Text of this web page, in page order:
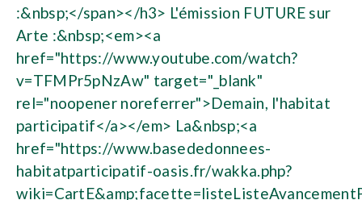
:&nbsp;</span></h3> L'émission FUTURE sur
Arte :&nbsp;<em><a
href="https://www.youtube.com/watch?
v=TFMPr5pNzAw" target="_blank"
rel="noopener noreferrer">Demain, l'habitat
participatif</a></em> La&nbsp;<a
href="https://www.basededonnees-
habitatparticipatif-oasis.fr/wakka.php?